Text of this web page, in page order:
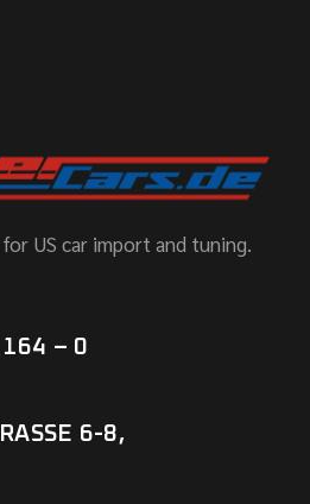
US car import and tuning.
– 0
6-8,